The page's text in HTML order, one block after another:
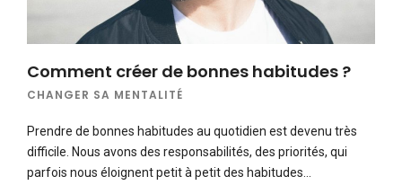
Comment créer de bonnes habitudes ?
CHANGER SA MENTALITÉ
Prendre de bonnes habitudes au quotidien est devenu très
difficile. Nous avons des responsabilités, des priorités, qui
parfois nous éloignent petit à petit des habitudes…